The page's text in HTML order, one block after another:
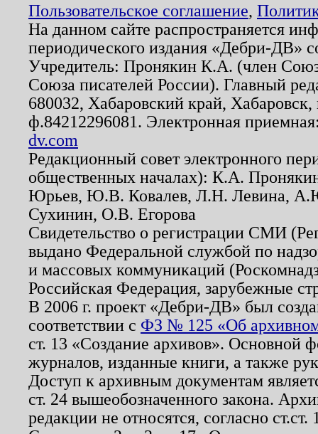
Пользовательское соглашение,
На данном сайте распространяется
периодического издания «Дебри-ДВ»
Учредитель: Пронякин К.А. (член
Союза писателей России). Главный
680032, Хабаровский край,
ф.84212296081. Электронная
dv.com
Редакционный совет электронного
общественных началах): К.А.
Юрьев, Ю.В. Ковалев, Л.Н. Левина,
Сухинин, О.В. Егорова
Свидетельство о регистрации СМИ
выдано Федеральной службой по
и массовых коммуникаций
Российская Федерация, зарубежные
В 2006 г. проект «Дебри-ДВ» был
соответствии с ФЗ № 125 «Об
ст. 13 «Создание архивов». Основной
журналов, изданные книги, а также
Доступ к архивным документам
ст. 24 вышеобозначенного закона.
редакции не относятся, согласно